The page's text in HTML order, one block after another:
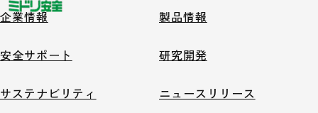
企業情報 製品情報
安全サポート 研究開発
サステナビリティ ニュースリリース